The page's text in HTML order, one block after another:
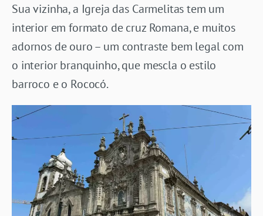
Sua vizinha, a Igreja das Carmelitas tem um
interior em formato de cruz Romana, e muitos
adornos de ouro – um contraste bem legal com
o interior branquinho, que mescla o estilo
barroco e o Rococó.